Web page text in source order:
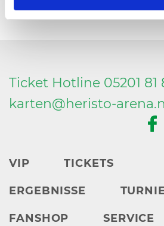
Ticket Hotline 05201 81
karten@heristo-arena.
VIP TICKETS
ERGEBNISSE
FANSHOP SERVICE